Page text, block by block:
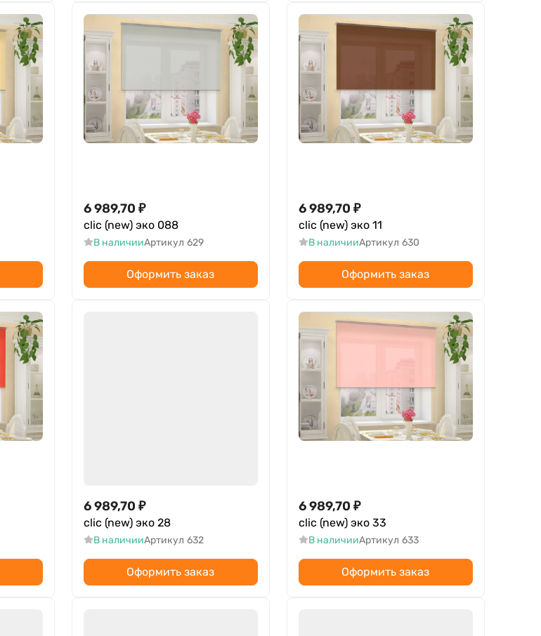
6 989,70 ₽
clic (new) эко 088
В наличииАртикул 629
Оформить заказ
6 989,70 ₽
clic (new) эко 11
В наличииАртикул 630
Оформить заказ
6 989,70 ₽
clic (new) эко 28
В наличииАртикул 632
Оформить заказ
6 989,70 ₽
clic (new) эко 33
В наличииАртикул 633
Оформить заказ